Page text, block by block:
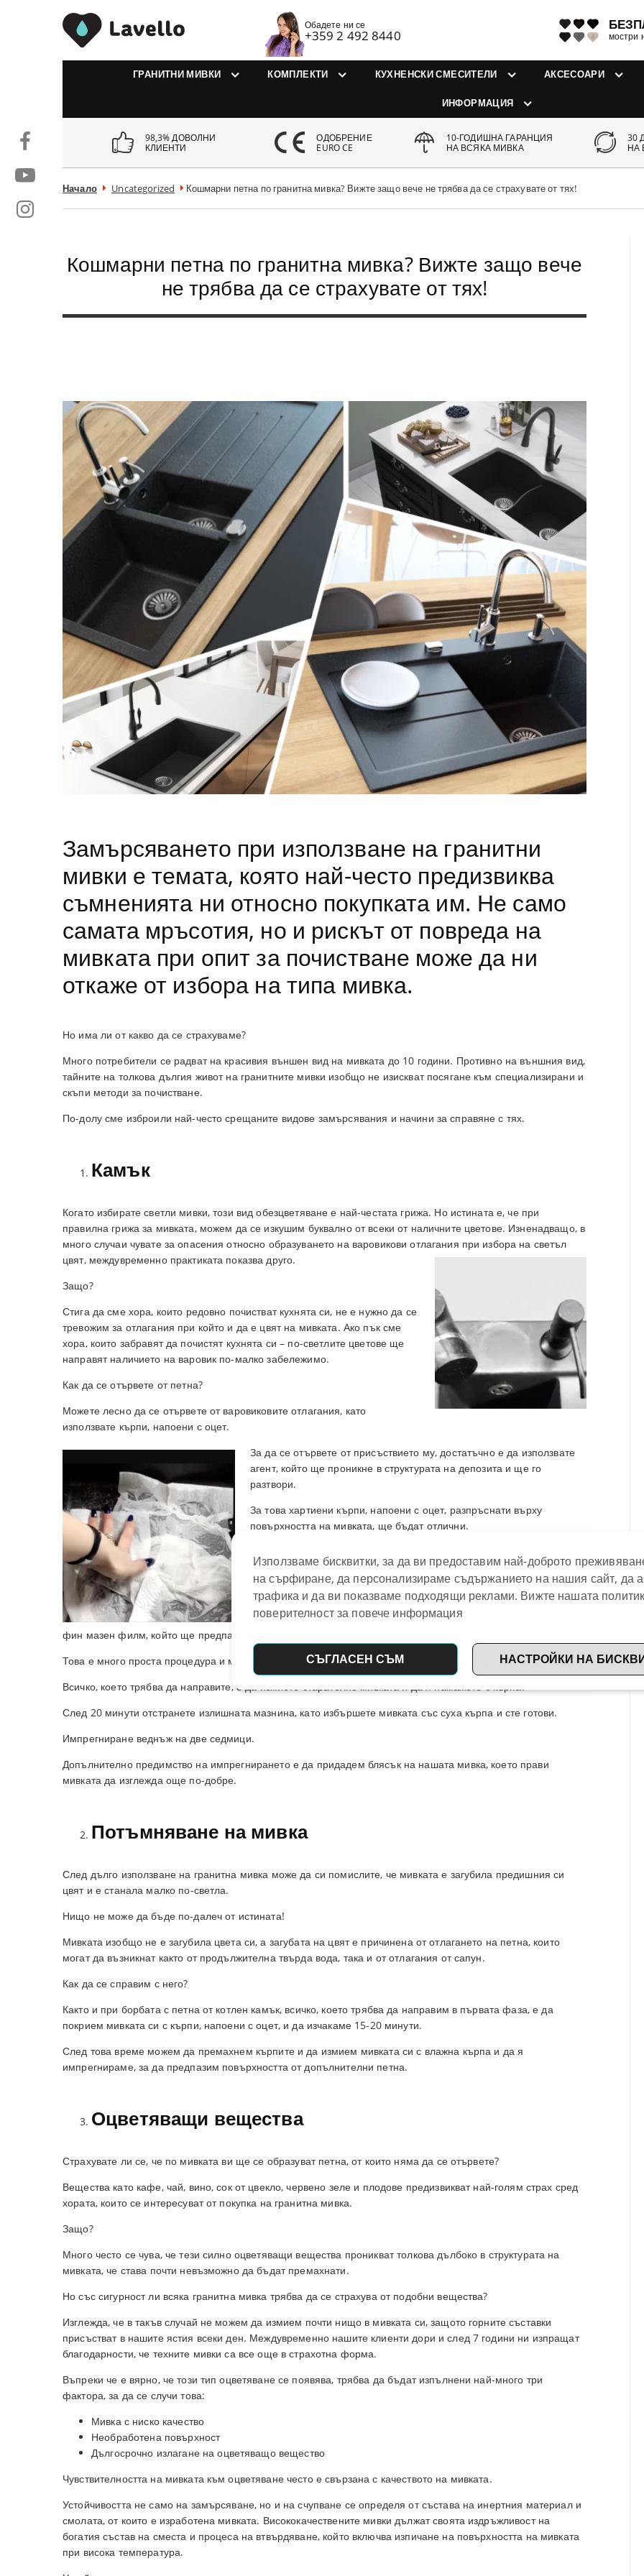
Обадете ни се
+359 2 492 8440 мостри
ГРАНИТНИ МИВКИ КОМПЛЕКТИ КУХНЕНСКИ СМЕСИТЕЛИ АКСЕСОАРИ
ИНФОРМАЦИЯ
98,3% ДОВОЛНИ
КЛИЕНТИ
ОДОБРЕНИЕ
EURO CE
10-ГОДИШНА ГАРАНЦИЯ
НА ВСЯКА МИВКА
30
НА
Начало Uncategorized Кошмарни петна по гранитна мивка? Вижте защо вече не трябва да се страхувате от тях!
Кошмарни петна по гранитна мивка? Вижте защо вече
не трябва да се страхувате от тях!
Замърсяването при използване на гранитни
мивки е темата, която най-често предизвиква
съмненията ни относно покупката им. Не само
самата мръсотия, но и рискът от повреда на
мивката при опит за почистване може да ни
откаже от избора на типа мивка.
Но има ли от какво да се страхуваме?
Много потребители се радват на красивия външен вид на мивката до 10 години. Противно на външния вид,
тайните на толкова дългия живот на гранитните мивки изобщо не изискват посягане към специализирани и
скъпи методи за почистване.
По-долу сме изброили най-често срещаните видове замърсявания и начини за справяне с тях.
Камък
Когато избирате светли мивки, този вид обезцветяване е най-честата грижа. Но истината е, че при
правилна грижа за мивката, можем да се изкушим буквално от всеки от наличните цветове. Изненадващо, в
много случаи чувате за опасения относно образуването на варовикови отлагания при избора на светъл
цвят, междувременно практиката показва друго.
Защо?
Стига да сме хора, които редовно почистват кухнята си, не е нужно да се
тревожим за отлагания при който и да е цвят на мивката. Ако пък сме
хора, които забравят да почистят кухнята си – по-светлите цветове ще
направят наличието на варовик по-малко забележимо.
Как да се отървете от петна?
Можете лесно да се отървете от варовиковите отлагания, като
използвате кърпи, напоени с оцет.
За да се отървете от присъствието му, достатъчно е да използвате
агент, който ще проникне в структурата на депозита и ще го
разтвори.
За това хартиени кърпи, напоени с оцет, разпръснати върху
повърхността на мивката, ще бъдат отлични.
На първо място, импрегнирането ще помогне да предпазим нашата
мивка от петна.
Импрегнирането включва покриване на повърхността на мивката с
фин мазен филм, който ще предпази мивката от петна и отлагания.
Това е много проста процедура и можем да я извършим само с хранително или минерално масло.
Всичко, което трябва да направите, е да измиете старателно мивката и да я намажете с кърпа.
След 20 минути отстранете излишната мазнина, като избършете мивката със суха кърпа и сте готови.
Импрегниране веднъж на две седмици.
Допълнително предимство на импрегнирането е да придадем блясък на нашата мивка, което прави
мивката да изглежда още по-добре.
Потъмняване на мивка
След дълго използване на гранитна мивка може да си помислите, че мивката е загубила предишния си
цвят и е станала малко по-светла.
Нищо не може да бъде по-далеч от истината!
Мивката изобщо не е загубила цвета си, а загубата на цвят е причинена от отлагането на петна, които
могат да възникнат както от продължителна твърда вода, така и от отлагания от сапун.
Как да се справим с него?
Както и при борбата с петна от котлен камък, всичко, което трябва да направим в първата фаза, е да
покрием мивката си с кърпи, напоени с оцет, и да изчакаме 15-20 минути.
След това време можем да премахнем кърпите и да измием мивката си с влажна кърпа и да я
импрегнираме, за да предпазим повърхността от допълнителни петна.
Оцветяващи вещества
Страхувате ли се, че по мивката ви ще се образуват петна, от които няма да се отървете?
Вещества като кафе, чай, вино, сок от цвекло, червено зеле и плодове предизвикват най-голям страх сред
хората, които се интересуват от покупка на гранитна мивка.
Защо?
Много често се чува, че тези силно оцветяващи вещества проникват толкова дълбоко в структурата на
мивката, че става почти невъзможно да бъдат премахнати.
Но със сигурност ли всяка гранитна мивка трябва да се страхува от подобни вещества?
Изглежда, че в такъв случай не можем да измием почти нищо в мивката си, защото горните съставки
присъстват в нашите ястия всеки ден. Междувременно нашите клиенти дори и след 7 години ни изпращат
благодарности, че техните мивки са все още в страхотна форма.
Въпреки че е вярно, че този тип оцветяване се появява, трябва да бъдат изпълнени най-много три
фактора, за да се случи това:
Мивка с ниско качество
Необработена повърхност
Дългосрочно излагане на оцветяващо вещество
Чувствителността на мивката към оцветяване често е свързана с качеството на мивката.
Устойчивостта не само на замърсяване, но и на счупване се определя от състава на инертния материал и
смолата, от които е изработена мивката. Висококачествените мивки дължат своята издръжливост на
богатия състав на сместа и процеса на втвърдяване, който включва изпичане на повърхността на мивката
при висока температура.
Използваме бисквитки, за да ви предоставим най-доброто
на сърфиране, да персонализираме съдържанието на нашия сайт, да
трафика и да ви показваме подходящи реклами. Вижте нашата
поверителност за повече информация
СЪГЛАСЕН СЪМ НАСТРОЙКИ НА